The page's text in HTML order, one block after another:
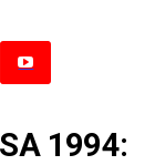
1994: